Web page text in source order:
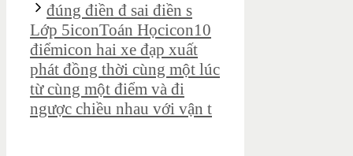
đúng điền đ sai điền s
Lớp 5iconToán Họcicon10
điểmicon hai xe đạp xuất
phát đồng thời cùng một lúc
từ cùng một điểm và đi
ngược chiều nhau với vận t